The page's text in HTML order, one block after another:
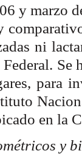
y marzo
ni
Se
para
en la
y